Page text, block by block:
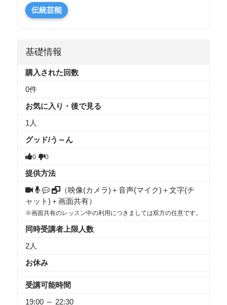
伝統芸能
基礎情報
購入された回数
0件
お気に入り・後で見る
1 人
グッド/う～ん
0 0
提供方法
（映像(カメラ)＋音声(マイク)＋文字(チ
ャット)＋画面共有）
※画面共有のレッスン中の利用につきましては双方の任意です。
同時受講者上限人数
2人
お休み
受講可能時間
19:00 ～ 22:30